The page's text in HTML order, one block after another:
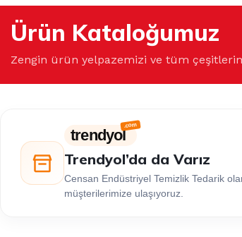
Ürün Kataloğumuz
Zengin ürün yelpazemizi ve tüm
trendyol
Trendyol’da da Varız
Censan Endüstriyel Temizlik Tedarik
müşterilerimize ulaşıyoruz.